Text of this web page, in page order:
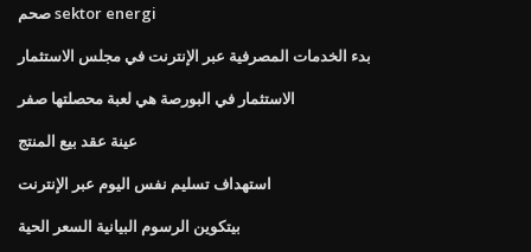
صحم sektor energi
بدء الخدمات المصرفية عبر الإنترنت في مجلس الاستثمار
الاستثمار في البورصة هي لعبة محصلتها صفر
عينة عقد بيع المنتج
استهداف تسليم نفس اليوم عبر الإنترنت
بيتكوين الرسوم البيانية السعر الحية